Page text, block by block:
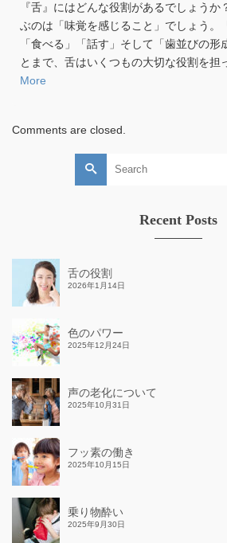
『舌』にはどんな役割があるでしょう
ぶのは「味覚を感じること」でしょう。
「食べる」「話す」そして「歯並びの形
とまで、舌はいくつもの大切な役割を担
More
Comments are closed.
Search
Recent Posts
舌の役割
2026年1月14日
色のパワー
2025年12月24日
声の老化について
2025年10月31日
フッ素の働き
2025年10月15日
乗り物酔い
2025年9月30日